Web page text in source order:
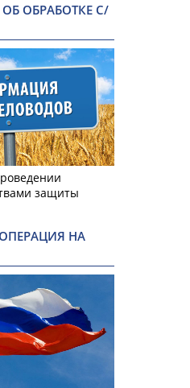
ОБРАБОТКЕ С/
защиты
НА